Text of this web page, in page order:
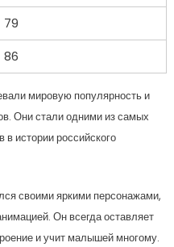
79
86
мировую популярность и
Они стали одними из самых
истории российского
своими яркими персонажами,
Он всегда оставляет
и учит малышей многому.